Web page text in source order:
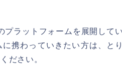
ラットフォームを展開してい
携わっていきたい方は、と
ださい。